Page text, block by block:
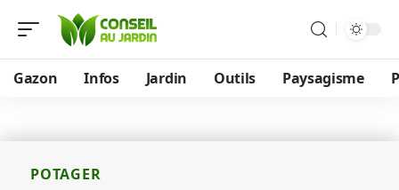
Gazon Infos Jardin Outils Paysagisme
POTAGER